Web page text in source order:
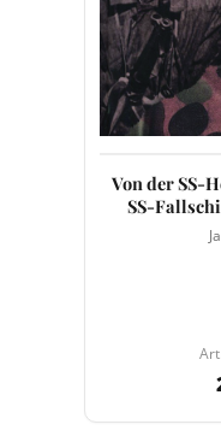
Von der SS-
SS-